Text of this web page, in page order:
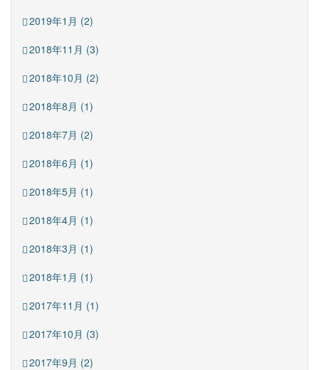
2019年1月 (2)
2018年11月 (3)
2018年10月 (2)
2018年8月 (1)
2018年7月 (2)
2018年6月 (1)
2018年5月 (1)
2018年4月 (1)
2018年3月 (1)
2018年1月 (1)
2017年11月 (1)
2017年10月 (3)
2017年9月 (2)